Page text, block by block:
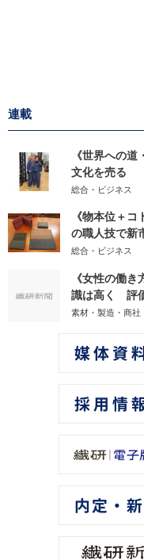
連載
《世界への
文化を売る
総合・ビジネス
《物本位＋
の職人技で新
総合・ビジネス
《女性の働
識は高く 評
素材・製造・商社